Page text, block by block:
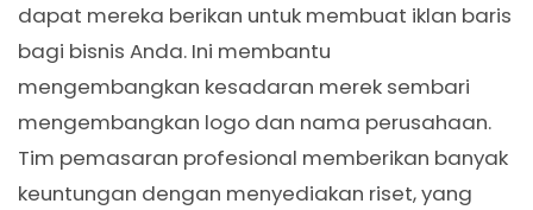
dapat mereka berikan untuk membuat iklan baris
bagi bisnis Anda. Ini membantu
mengembangkan kesadaran merek sembari
mengembangkan logo dan nama perusahaan.
Tim pemasaran profesional memberikan banyak
keuntungan dengan menyediakan riset, yang